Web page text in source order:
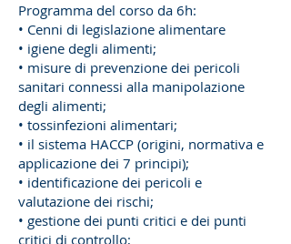
Programma del corso da 6h:
• Cenni di legislazione alimentare
• igiene degli alimenti;
• misure di prevenzione dei pericoli
sanitari connessi alla manipolazione
degli alimenti;
• tossinfezioni alimentari;
• il sistema HACCP (origini, normativa e
applicazione dei 7 principi);
• identificazione dei pericoli e
valutazione dei rischi;
• gestione dei punti critici e dei punti
critici di controllo;